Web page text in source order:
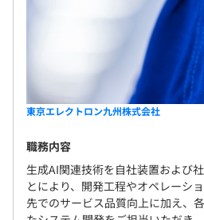
東京エレクトロン九州株式会社
職務内容
生成AI関連技術を自社装置および
とにより、開発工程やオペレーシ
先でのサービス品質向上に加え、